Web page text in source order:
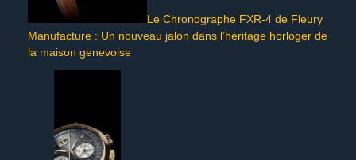
Le Chronographe FXR-4 de Fleury
Manufacture : Un nouveau jalon dans l’héritage horloger de
la maison genevoise